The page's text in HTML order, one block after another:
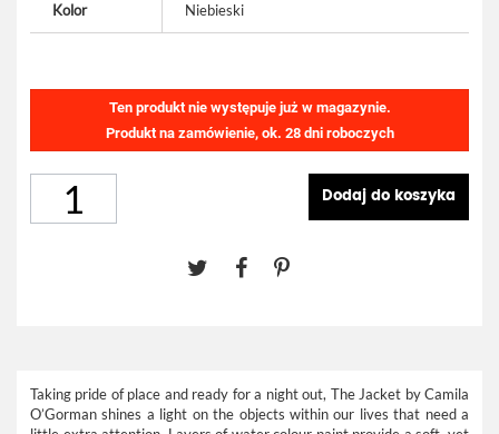
Kolor Niebieski
Ten produkt nie występuje już w magazynie.
Produkt na zamówienie, ok. 28 dni roboczych
Dodaj do koszyka
Taking pride of place and ready for a night out, The Jacket by Camila
O’Gorman shines a light on the objects within our lives that need a